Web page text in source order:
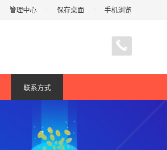
管理中心 保存桌面 手机浏览
联系方式